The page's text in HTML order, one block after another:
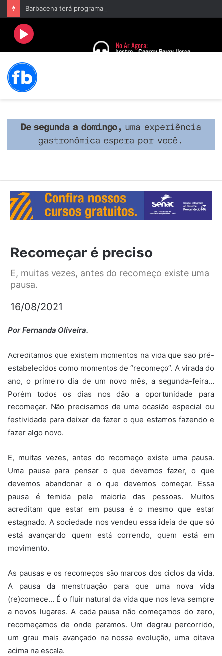
Recomeçar é preciso
E, muitas vezes, antes do recomeço existe uma
pausa.
16/08/2021
Por Fernanda Oliveira.
Acreditamos que existem momentos na vida que são pré-
estabelecidos como momentos de “recomeço”. A virada do
ano, o primeiro dia de um novo mês, a segunda-feira…
Porém todos os dias nos dão a oportunidade para
recomeçar. Não precisamos de uma ocasião especial ou
festividade para deixar de fazer o que estamos fazendo e
fazer algo novo.
E, muitas vezes, antes do recomeço existe uma pausa.
Uma pausa para pensar o que devemos fazer, o que
devemos abandonar e o que devemos começar. Essa
pausa é temida pela maioria das pessoas. Muitos
acreditam que estar em pausa é o mesmo que estar
estagnado. A sociedade nos vendeu essa ideia de que só
está avançando quem está correndo, quem está em
movimento.
As pausas e os recomeços são marcos dos ciclos da vida.
A pausa da menstruação para que uma nova vida
(re)comece… É o fluir natural da vida que nos leva sempre
a novos lugares. A cada pausa não começamos do zero,
recomeçamos de onde paramos. Um degrau percorrido,
um grau mais avançado na nossa evolução, uma oitava
acima na escala.